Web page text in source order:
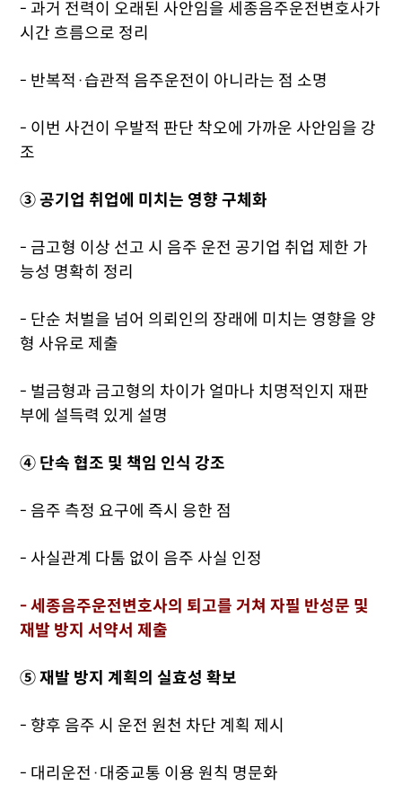
- 과거 전력이 오래된 사안임을 세종음주운전변호사가
시간 흐름으로 정리
- 반복적·습관적 음주운전이 아니라는 점 소명
- 이번 사건이 우발적 판단 착오에 가까운 사안임을 강
조
③ 공기업 취업에 미치는 영향 구체화
- 금고형 이상 선고 시 음주 운전 공기업 취업 제한 가
능성 명확히 정리
- 단순 처벌을 넘어 의뢰인의 장래에 미치는 영향을 양
형 사유로 제출
- 벌금형과 금고형의 차이가 얼마나 치명적인지 재판
부에 설득력 있게 설명
④ 단속 협조 및 책임 인식 강조
- 음주 측정 요구에 즉시 응한 점
- 사실관계 다툼 없이 음주 사실 인정
- 세종음주운전변호사의 퇴고를 거쳐 자필 반성문 및
재발 방지 서약서 제출
⑤ 재발 방지 계획의 실효성 확보
- 향후 음주 시 운전 원천 차단 계획 제시
- 대리운전·대중교통 이용 원칙 명문화